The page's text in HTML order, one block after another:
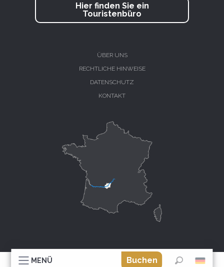
MENÜ
Buchen
Hier finden Sie ein
Touristenbüro
ÜBER UNS
RECHTLICHE HINWEISE
DATENSCHUTZ
KONTAKT